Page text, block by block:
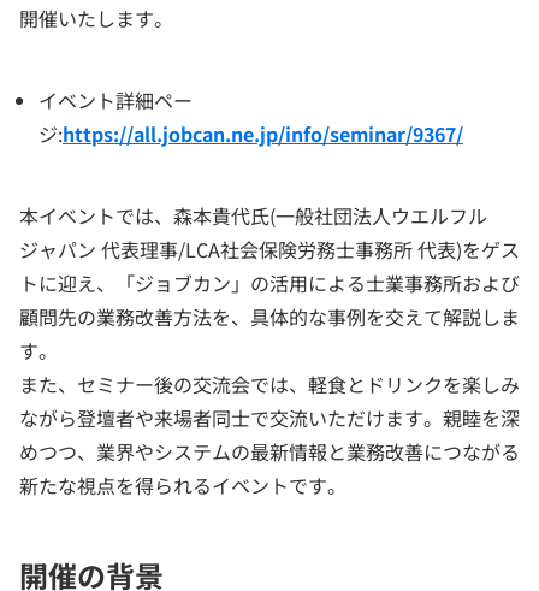
開催いたします。
イベント詳細ペー
ジ:https://all.jobcan.ne.jp/info/seminar/9367/
本イベントでは、森本貴代氏(一般社団法人ウエルフル
ジャパン 代表理事/LCA社会保険労務士事務所 代表)をゲス
トに迎え、「ジョブカン」の活用による士業事務所および
顧問先の業務改善方法を、具体的な事例を交えて解説しま
す。
また、セミナー後の交流会では、軽食とドリンクを楽しみ
ながら登壇者や来場者同士で交流いただけます。親睦を深
めつつ、業界やシステムの最新情報と業務改善につながる
新たな視点を得られるイベントです。
開催の背景